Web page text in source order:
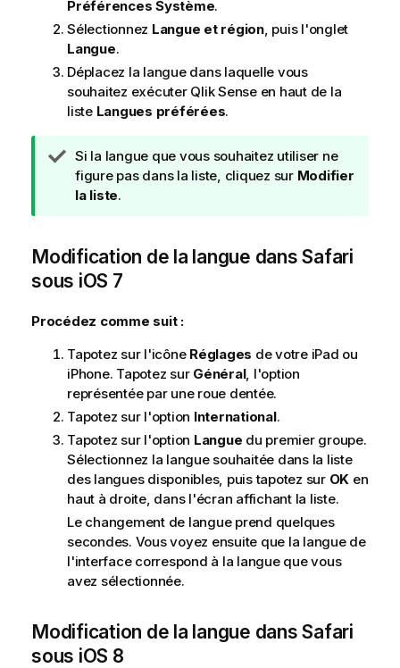
Préférences Système.
Sélectionnez Langue et région, puis l'onglet
Langue.
Déplacez la langue dans laquelle vous
souhaitez exécuter Qlik Senseen haut de la
liste Langues préférées.
N
o
t
o
n
s
e
l
Si la langue que vous souhaitez utiliser ne
figure pas dans la liste, cliquez sur Modifier
la liste.
Modification de la langue dansSafari
sous iOS 7
Procédez comme suit :
Tapotez sur l'icône Réglages de votre iPad ou
iPhone. Tapotez sur Général, l'option
représentée par une roue dentée.
Tapotez sur l'option International.
Tapotez sur l'option Langue du premier groupe.
Sélectionnez la langue souhaitée dans la liste
des langues disponibles, puis tapotez sur OK en
haut à droite, dans l'écran affichant la liste.
Le changement de langue prend quelques
secondes. Vous voyez ensuite que la langue de
l'interface correspond à la langue que vous
avez sélectionnée.
Modification de la langue dansSafari
sous iOS 8